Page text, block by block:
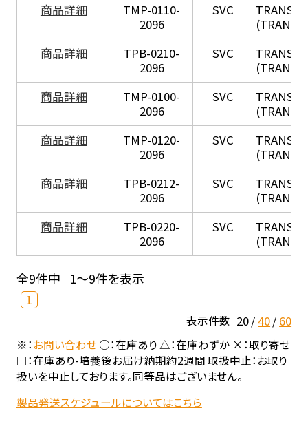
商品詳細
TMP-0110-
2096
SVC TRANSIL
商品詳細
TPB-0210-
2096
SVC TRANSIL
商品詳細
TMP-0100-
2096
SVC TRANSIL
商品詳細
TMP-0120-
2096
SVC TRANSIL
商品詳細
TPB-0212-
2096
SVC TRANSIL
商品詳細
TPB-0220-
2096
SVC TRANSIL
全9件中 1～9件を表示
1
表示件数 20 40 60
※：お問い合わせ○：在庫あり △：在庫わずか ×：取り寄せ
□：在庫あり-培養後お届け納期約2週間 取扱中止：お取り
扱いを中止しております。同等品はございません。
製品発送スケジュールについてはこちら